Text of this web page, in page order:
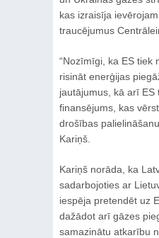
kas izraisīja
traucējumus
“Nozīmīgi, ka ES tiek
risināt enerģijas
jautājumus, kā arī ES
finansējums, kas
drošības
Kariņš.
Kariņš norāda, ka
sadarbojoties ar
iespēja pretendēt uz
dažādot arī gāzes
samazinātu atkarību